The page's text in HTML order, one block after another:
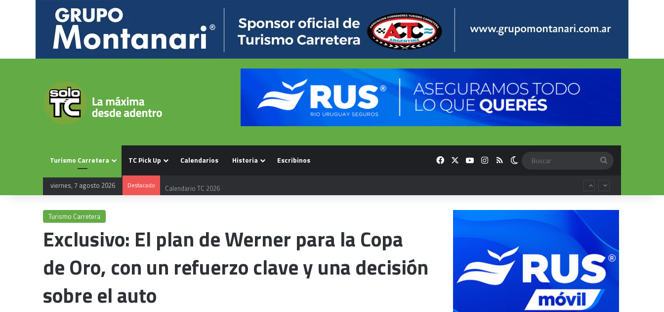
Turismo Carretera TC Pick Up Calendarios Historia Escribinos FacebookYouTubeInstagram
RSS Switch skin
viernes, 7 agosto 2026 Destacado Calendario TC 2026
Turismo Carretera
Exclusivo: El plan de Werner para la Copa
de Oro, con un refuerzo clave y una decisión
sobre el auto